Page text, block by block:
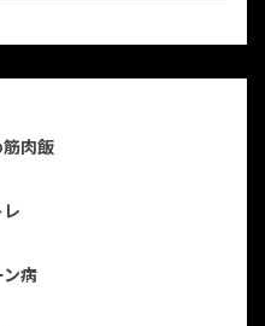
肉飯
ン病